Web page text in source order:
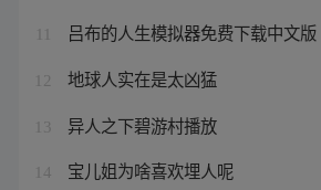
吕布的人生模拟器免费下载中文版
12 地球人实在是太凶猛
13 异人之下碧游村播放
14 宝儿姐为啥喜欢埋人呢